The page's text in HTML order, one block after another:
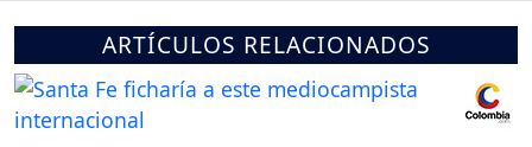
ARTÍCULOS RELACIONADOS